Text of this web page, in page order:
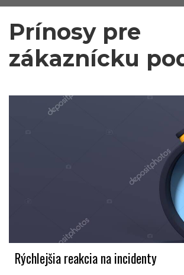
Prínosy pre
zákaznícku
Rýchlejšia reakcia na incidenty